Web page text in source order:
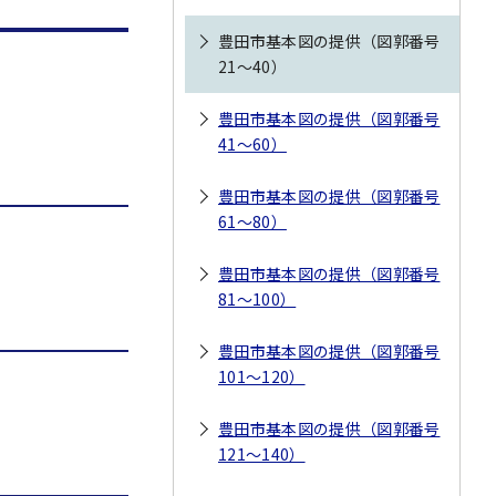
豊田市基本図の提供（図郭番号
21～40）
豊田市基本図の提供（図郭番号
41～60）
豊田市基本図の提供（図郭番号
61～80）
豊田市基本図の提供（図郭番号
81～100）
豊田市基本図の提供（図郭番号
101～120）
豊田市基本図の提供（図郭番号
121～140）